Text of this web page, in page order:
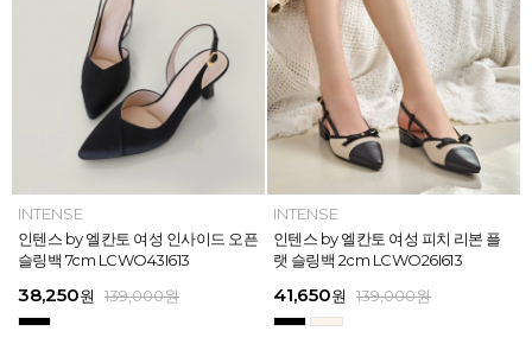
INTENSE
인텐스 by 엘칸토 여성 위빙 스트랩
플랫 샌들 2.5cm LCWW05I626
45,900원 159,000원
MAZZ
마쯔 by 엘칸토 여성 와이드 위빙 크
로스 컴포트 뮬 3.5cm LCWW62M6
45,900원 159,000원
INTENSE
인텐스 by 엘칸토 여성 인사이드 오픈
슬링백 7cm LCWO43I613
38,250원 139,000원
INTENSE
인텐스 by 엘칸토 여성 피치 리본 플
랫 슬링백 2cm LCWO26I613
41,650원 139,000원
MAZZ
마쯔 by 엘칸토 여성 미니버클 캐주얼
로퍼 2.5cm LCWC02M613
28,720원 159,000원
INTENSE
인텐스 by 엘칸토 여성 피치 리본 더
블 스트랩 메리제인 2cm LCWD97I6
45,900원 159,000원
MAZZ
마쯔 by 엘칸토 여성 슈레이스 포인트
고프코어 스니커즈 3cm LCWS03M
31,920원 169,000원
MAZZ
마쯔 by 엘칸토 여성 별자수 어글리
스니커즈 3.5cm LCWS04M613
39,900원 169,000원
INTENSE
인텐스 by 엘칸토 여성 위빙 스트랩
플랫 샌들 2.5cm LCWW05I626
45,900원 159,000원
MAZZ
마쯔 by 엘칸토 여성 와이드 위빙 크
로스 컴포트 뮬 3.5cm LCWW62M6
45,900원 159,000원
INTENSE
인텐스 by 엘칸토 여성 인사이드 오픈
슬링백 7cm LCWO43I613
38,250원 139,000원
INTENSE
인텐스 by 엘칸토 여성 피치 리본 플
랫 슬링백 2cm LCWO26I613
41,650원 139,000원